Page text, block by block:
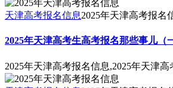
天津高考报名信息2025年天津高考报名
2025年天津高考生高考报名那些事儿（
2025年天津高考报名信息,2025年天津